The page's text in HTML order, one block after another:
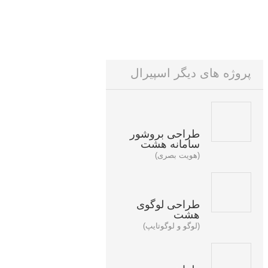
پروژه های دیگر اسپیرال
طراحی بروشور
سامانه هشت
(هویت بصری)
طراحی لوگوی
هشت
(لوگو و لوگوتایپ)